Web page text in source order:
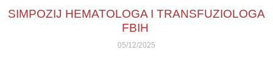
SIMPOZIJ HEMATOLOGA I TRANSFUZIOLOGA
FBIH
05/12/2025